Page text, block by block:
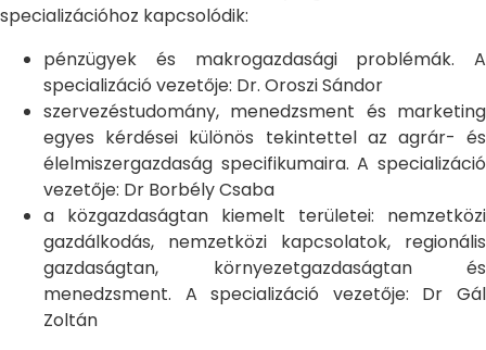
specializációhoz kapcsolódik:
pénzügyek és makrogazdasági problémák. A
specializáció vezetője: Dr. Oroszi Sándor
szervezéstudomány, menedzsment és marketing
egyes kérdései különös tekintettel az agrár- és
élelmiszergazdaság specifikumaira. A specializáció
vezetője: Dr Borbély Csaba
a közgazdaságtan kiemelt területei: nemzetközi
gazdálkodás, nemzetközi kapcsolatok, regionális
gazdaságtan, környezetgazdaságtan és
menedzsment. A specializáció vezetője: Dr Gál
Zoltán